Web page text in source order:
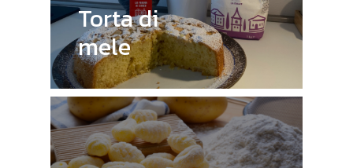
Torta di
mele